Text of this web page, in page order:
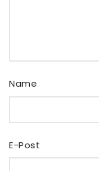
Name
E-Post